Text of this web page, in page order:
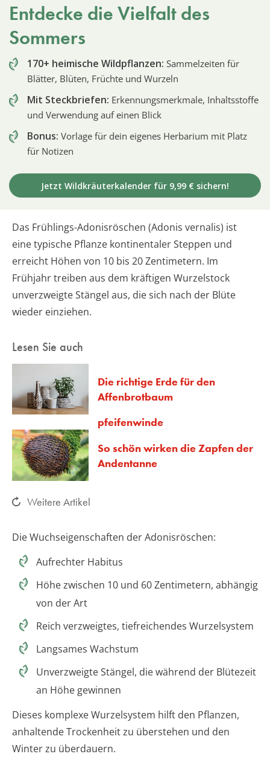
Entdecke die Vielfalt des
Sommers
170+ heimische Wildpflanzen: Sammelzeiten für
Blätter, Blüten, Früchte und Wurzeln
Mit Steckbriefen: Erkennungsmerkmale, Inhaltsstoffe
und Verwendung auf einen Blick
Bonus: Vorlage für dein eigenes Herbarium mit Platz
für Notizen
Jetzt Wildkräuterkalender für 9,99 € sichern!
Das Frühlings-Adonisröschen (Adonis vernalis) ist
eine typische Pflanze kontinentaler Steppen und
erreicht Höhen von 10 bis 20 Zentimetern. Im
Frühjahr treiben aus dem kräftigen Wurzelstock
unverzweigte Stängel aus, die sich nach der Blüte
wieder einziehen.
Lesen Sie auch
Die richtige Erde für den
Affenbrotbaum
pfeifenwinde
So schön wirken die Zapfen der
Andentanne
Weitere Artikel
Die Wuchseigenschaften der Adonisröschen:
Aufrechter Habitus
Höhe zwischen 10 und 60 Zentimetern, abhängig
von der Art
Reich verzweigtes, tiefreichendes Wurzelsystem
Langsames Wachstum
Unverzweigte Stängel, die während der Blütezeit
an Höhe gewinnen
Dieses komplexe Wurzelsystem hilft den Pflanzen,
anhaltende Trockenheit zu überstehen und den
Winter zu überdauern.